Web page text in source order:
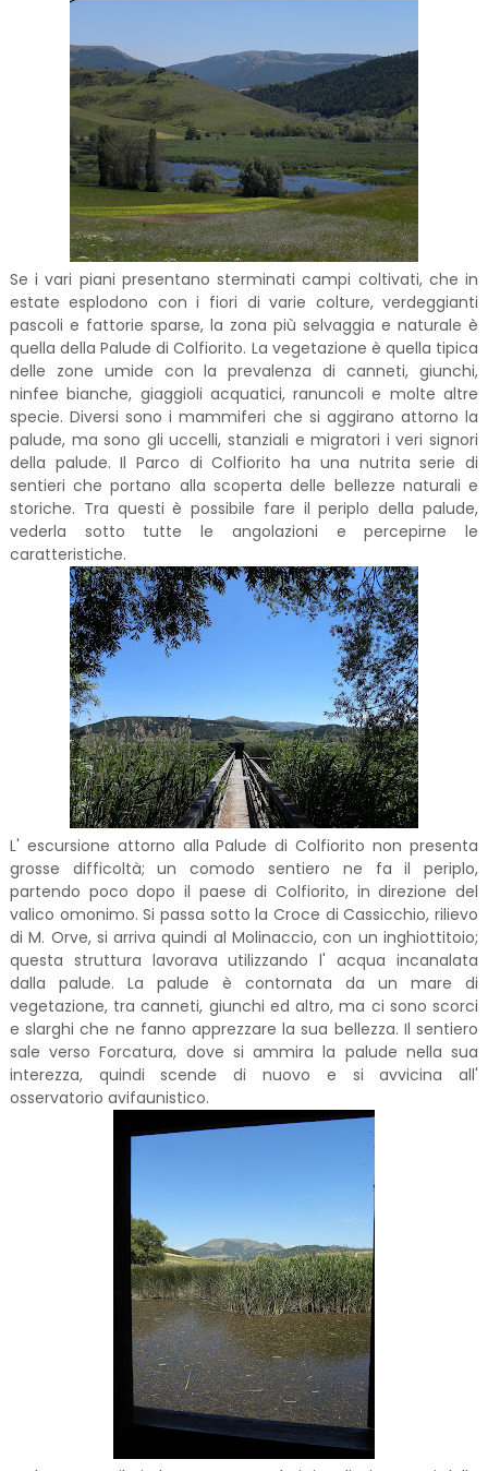
Se i vari piani presentano sterminati campi coltivati, che in
estate esplodono con i fiori di varie colture, verdeggianti
pascoli e fattorie sparse, la zona più selvaggia e naturale è
quella della Palude di Colfiorito. La vegetazione è quella tipica
delle zone umide con la prevalenza di canneti, giunchi,
ninfee bianche, giaggioli acquatici, ranuncoli e molte altre
specie. Diversi sono i mammiferi che si aggirano attorno la
palude, ma sono gli uccelli, stanziali e migratori i veri signori
della palude. Il Parco di Colfiorito ha una nutrita serie di
sentieri che portano alla scoperta delle bellezze naturali e
storiche. Tra questi è possibile fare il periplo della palude,
vederla sotto tutte le angolazioni e percepirne le
caratteristiche.
L' escursione attorno alla Palude di Colfiorito non presenta
grosse difficoltà; un comodo sentiero ne fa il periplo,
partendo poco dopo il paese di Colfiorito, in direzione del
valico omonimo. Si passa sotto la Croce di Cassicchio, rilievo
di M. Orve, si arriva quindi al Molinaccio, con un inghiottitoio;
questa struttura lavorava utilizzando l' acqua incanalata
dalla palude. La palude è contornata da un mare di
vegetazione, tra canneti, giunchi ed altro, ma ci sono scorci
e slarghi che ne fanno apprezzare la sua bellezza. Il sentiero
sale verso Forcatura, dove si ammira la palude nella sua
interezza, quindi scende di nuovo e si avvicina all'
osservatorio avifaunistico.